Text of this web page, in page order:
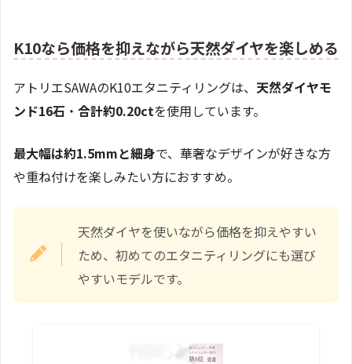
K10なら価格を抑えながら天然ダイヤを楽しめる
アトリエSAWAのK10エタニティリングは、 天然ダイヤモ
ンド16石 ・ 合計約0.20ctを使用しています。
最大幅は約1.5mmと細身で、華奢なデザインが好きな方
や重ね付けを楽しみたい方におすすめ。
天然ダイヤを使いながら価格を抑えやすい
ため、初めてのエタニティリングにも選び
やすいモデルです。